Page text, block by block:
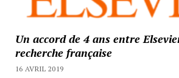
Un accord de 4 ans entre
recherche française
16 AVRIL 2019